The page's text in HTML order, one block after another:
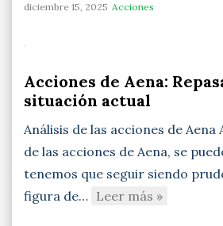
diciembre 15, 2025 Acciones
Acciones de Aena:
situación actual
Análisis de las acciones de
de las acciones de Aena, se
tenemos que seguir siendo
figura de… Leer más »